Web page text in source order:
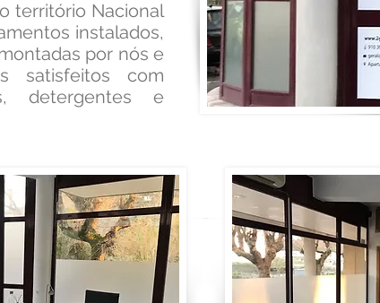
território Nacional
instalados,
por nós e
satisfeitos com
detergentes e